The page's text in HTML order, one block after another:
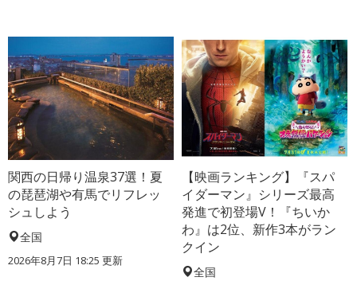
関西の日帰り温泉37選！夏
の琵琶湖や有馬でリフレッ
シュしよう
全国
2026年8月7日 18:25 更新
【映画ランキング】『スパ
イダーマン』シリーズ最高
発進で初登場V！『ちいか
わ』は2位、新作3本がラン
クイン
全国